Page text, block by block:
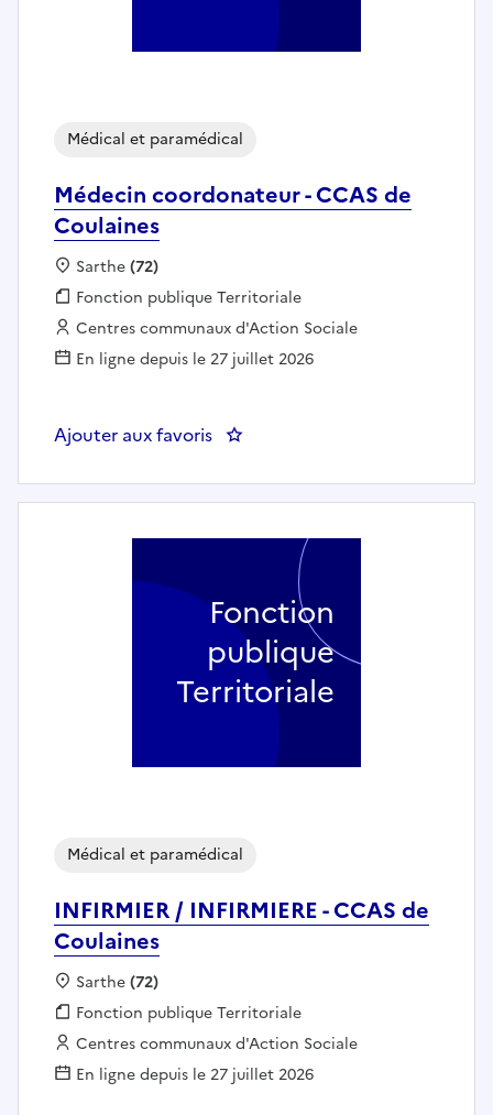
Médecin coordonateur - CCAS de
Coulaines
Médical et paramédical
Localisation :
Sarthe(72)
Fonction publique :
Fonction publique Territoriale
Employeur :
Centres communaux d'Action Sociale
En ligne depuis le 27 juillet 2026
Ajouter aux favoris : Médecin coordonateur - CCAS
INFIRMIER / INFIRMIERE - CCAS de
Coulaines
Médical et paramédical
Localisation :
Sarthe(72)
Fonction publique :
Fonction publique Territoriale
Employeur :
Centres communaux d'Action Sociale
En ligne depuis le 27 juillet 2026
Fonction
publique
Territoriale